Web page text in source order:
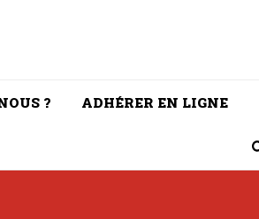
? ADHÉRER EN LIGNE